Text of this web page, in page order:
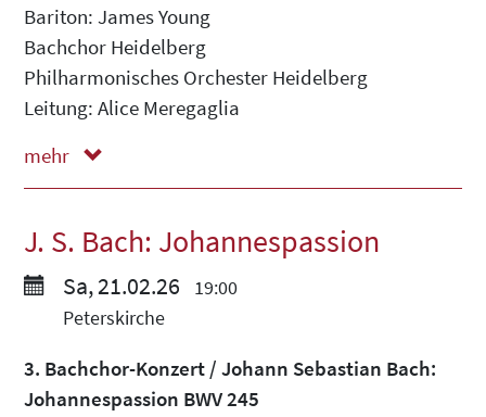
Bariton: James Young
Bachchor Heidelberg
Philharmonisches Orchester Heidelberg
Leitung: Alice Meregaglia
mehr
weniger
J. S. Bach: Johannespassion
Sa, 21.02.26
19:00
Peterskirche
3. Bachchor-Konzert / Johann Sebastian Bach:
Johannespassion BWV 245